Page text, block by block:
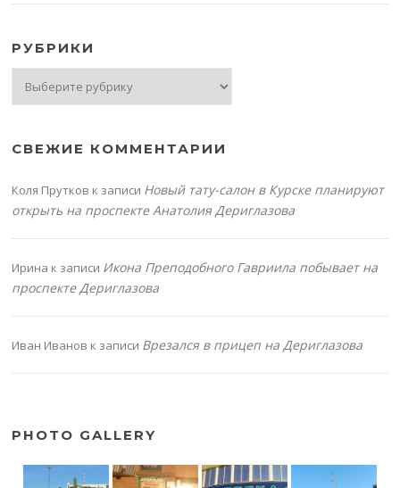
РУБРИКИ
СВЕЖИЕ КОММЕНТАРИИ
Коля Прутков к записи Новый тату-салон в Курске планируют
открыть на проспекте Анатолия Дериглазова
Ирина к записи Икона Преподобного Гавриила побывает на
проспекте Дериглазова
Иван Иванов к записи Врезался в прицеп на Дериглазова
PHOTO GALLERY